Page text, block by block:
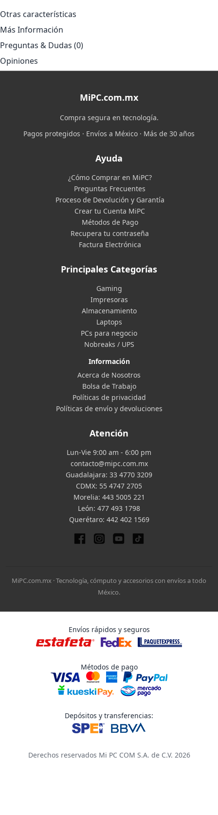
Otras características
Más Información
Preguntas & Dudas (0)
Opiniones
MiPC.com.mx
Compra segura en tecnología.
Pagos protegidos · Envíos a México · Más de 30 años
Ayuda
¿Cómo Comprar en MiPC?
Preguntas Frecuentes
Proceso de Devolución y Garantía
Crear tu Cuenta MiPC
Métodos de Pago
Recupera tu contraseña
Factura Electrónica
Principales Categorías
Gaming
Impresoras
Almacenamiento
Laptops
PCs para negocio
Nobreaks / UPS
Información
Acerca de Nosotros
Bolsa de Trabajo
Políticas de privacidad
Políticas de envío y devoluciones
Atención
Lun-Vie 9:00 am - 6:00 pm
contacto@mipc.com.mx
Guadalajara: 33 4770 3209
CDMX: 55 4747 2705
Morelia: 443 5005 221
León: 477 493 1798
Querétaro: 442 402 1569
MiPC.com.mx · Tecnología, cómputo y accesorios con envíos a todo
México.
Envíos rápidos y seguros
Métodos de pago
Depósitos y transferencias:
Derechos reservados Mi PC COM S.A. de C.V. 2026